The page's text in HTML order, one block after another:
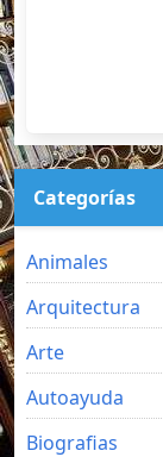
Categorías
Animales
Arquitectura
Arte
Autoayuda
Biografias